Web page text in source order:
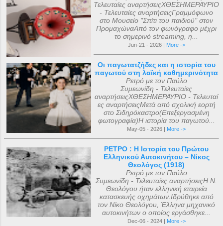
Τελευταίες αναρτήσειςΧΘΕΣΗΜΕΡΑΥΡΙΟ
- Τελευταίες αναρτήσειςΓραμμόφωνο
στο Μουσείο "Σπίτι του παιδιού" στον
ΠρομαχώναΑπό τον φωνόγραφο μέχρι
το σημερινό streaming, η...
Jun-21 - 2026 | More ->
Οι παγωτατζήδες και η ιστορία του
παγωτού στη λαϊκή καθημερινότητα
Ρετρό με τον Παύλο
Συμεωνίδη - Τελευταίες
αναρτήσειςΧΘΕΣΗΜΕΡΑΥΡΙΟ - Τελευταί
ες αναρτήσειςΜετά από σχολική εορτή
στο Σιδηρόκαστρο(Επεξεργασμένη
φωτογραφία)Η ιστορία του παγωτού...
May-05 - 2026 | More ->
ΡΕΤΡΟ : Η Ιστορία του Πρώτου
Ελληνικού Αυτοκινήτου – Νίκος
Θεολόγος (1918)
Ρετρό με τον Παύλο
Συμεωνίδη - Τελευταίες αναρτήσειςΗ Ν.
Θεολόγου ήταν ελληνική εταιρεία
κατασκευής οχημάτων.Ιδρύθηκε από
τον Νίκο Θεολόγου, Έλληνα μηχανικό
αυτοκινήτων ο οποίος εργάσθηκε...
Dec-06 - 2024 | More ->